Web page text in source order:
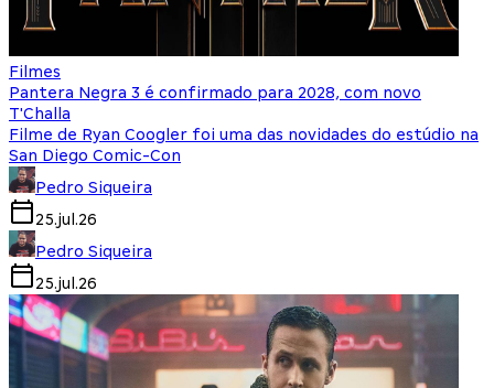
Filmes
Pantera Negra 3 é confirmado para 2028, com novo
T'Challa
Filme de Ryan Coogler foi uma das novidades do estúdio na
San Diego Comic-Con
Pedro Siqueira
25.jul.26
Pedro Siqueira
25.jul.26